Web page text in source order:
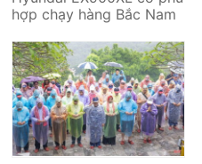
hợp chạy hàng Bắc Nam
nhiều khách hàng vận tải
quan tâm...